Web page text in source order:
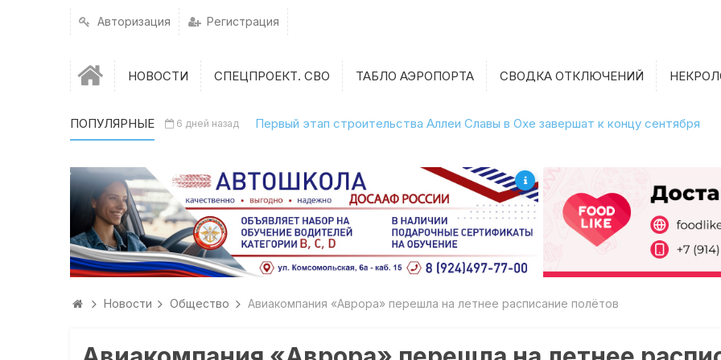
Авторизация Регистрация
НОВОСТИ СПЕЦПРОЕКТ. СВО ТАБЛО АЭРОПОРТА СВОДКА ОТКЛЮЧЕНИЙ
ПОПУЛЯРНЫЕ 6 дней назад Первый этап строительства Аллеи Славы в Охе завершат к концу сентября
6 дней назад В Охе началась ежегодная приемка образовательных учреждений
Новости Общество Авиакомпания «Аврора» перешла на летнее расписание полётов